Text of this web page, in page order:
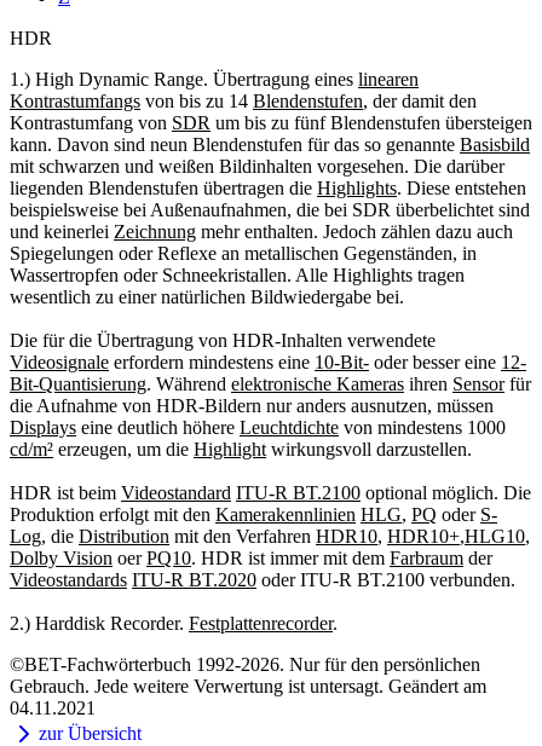
HDR
1.) High Dynamic Range. Übertragung eines linearen
Kontrastumfangs von bis zu 14 Blendenstufen, der damit den
Kontrastumfang von SDR um bis zu fünf Blendenstufen übersteigen
kann. Davon sind neun Blendenstufen für das so genannte Basisbild
mit schwarzen und weißen Bildinhalten vorgesehen. Die darüber
liegenden Blendenstufen übertragen die Highlights. Diese entstehen
beispielsweise bei Außenaufnahmen, die bei SDR überbelichtet sind
und keinerlei Zeichnung mehr enthalten. Jedoch zählen dazu auch
Spiegelungen oder Reflexe an metallischen Gegenständen, in
Wassertropfen oder Schneekristallen. Alle Highlights tragen
wesentlich zu einer natürlichen Bildwiedergabe bei.
Die für die Übertragung von HDR-Inhalten verwendete
Videosignale erfordern mindestens eine 10-Bit- oder besser eine 12-
Bit-Quantisierung. Während elektronische Kameras ihren Sensorfür
die Aufnahme von HDR-Bildern nur anders ausnutzen, müssen
Displays eine deutlich höhere Leuchtdichte von mindestens 1000
cd/m² erzeugen, um die Highlight wirkungsvoll darzustellen.
HDR ist beim Videostandard ITU-R BT.2100 optional möglich. Die
Produktion erfolgt mit den Kamerakennlinien HLG, PQ oder S-
Log, die Distribution mit den Verfahren HDR10, HDR10+,HLG10,
Dolby Vision oerPQ10. HDR ist immer mit dem Farbraum der
Videostandards ITU-R BT.2020 oder ITU-R BT.2100 verbunden.
2.) Harddisk Recorder. Festplattenrecorder.
©BET-Fachwörterbuch 1992-2026. Nur für den persönlichen
Gebrauch. Jede weitere Verwertung ist untersagt. Geändert am
04.11.2021
zur Übersicht